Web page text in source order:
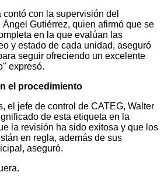
con la supervisión del
Gutiérrez, quien afirmó que se
en la que evalúan las
y estado de cada unidad, aseguró
seguir ofreciendo un excelente
expresó.
el procedimiento
el jefe de control de CATEG, Walter
de esta etiqueta en la
la revisión ha sido exitosa y que los
en regla, además de sus
aseguró.